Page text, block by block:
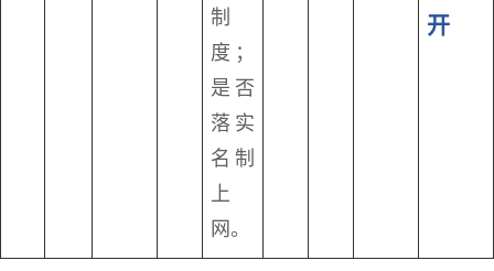
制
度；
是否
落实
名制
上
网。
开